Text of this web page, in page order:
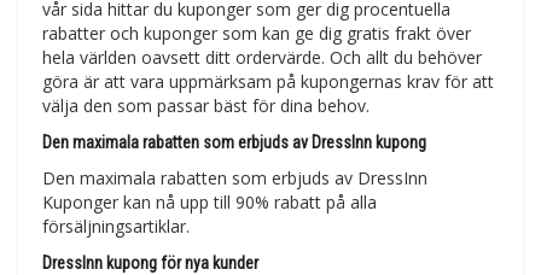
vår sida hittar du kuponger som ger dig procentuella
rabatter och kuponger som kan ge dig gratis frakt över
hela världen oavsett ditt ordervärde. Och allt du behöver
göra är att vara uppmärksam på kupongernas krav för att
välja den som passar bäst för dina behov.
Den maximala rabatten som erbjuds av DressInn kupong
Den maximala rabatten som erbjuds av DressInn
Kuponger kan nå upp till 90% rabatt på alla
försäljningsartiklar.
DressInn kupong för nya kunder